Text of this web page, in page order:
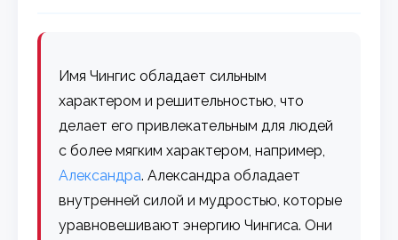
Имя Чингис обладает сильным
характером и решительностью, что
делает его привлекательным для людей
с более мягким характером, например,
Александра. Александра обладает
внутренней силой и мудростью, которые
уравновешивают энергию Чингиса. Они